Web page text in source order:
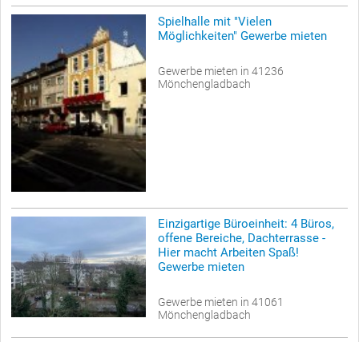
Spielhalle mit "Vielen
Möglichkeiten" Gewerbe mieten
Gewerbe mieten in 41236
Mönchengladbach
Einzigartige Büroeinheit: 4 Büros,
offene Bereiche, Dachterrasse -
Hier macht Arbeiten Spaß!
Gewerbe mieten
Gewerbe mieten in 41061
Mönchengladbach